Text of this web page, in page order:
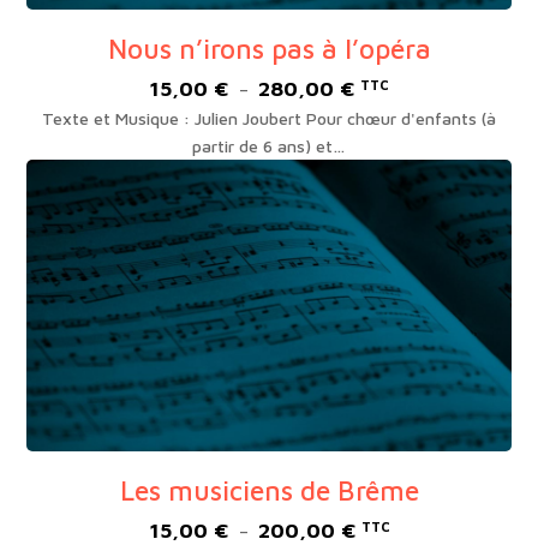
Nous n’irons pas à l’opéra
15,00 € – 280,00 € Plage
de
15,00 €
280,00 €
TTC
Texte et Musique : Julien Joubert Pour chœur d'enfants (à
partir de 6 ans) et…
Les musiciens de Brême
15,00 € – 200,00 €Plage
TTC